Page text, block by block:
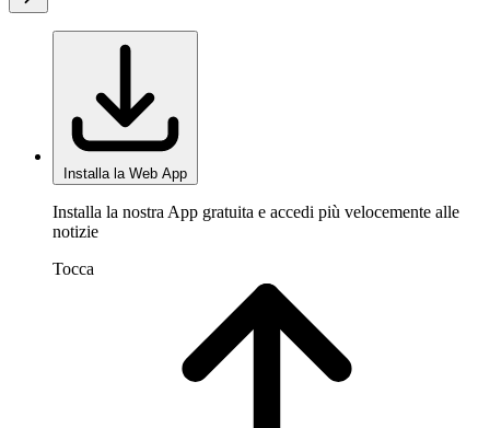
Installa la Web App
Installa la nostra App gratuita e accedi più velocemente alle
notizie
Tocca